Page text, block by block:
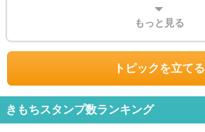
もっと見る
トピックを立てる
きもちスタンプ数ランキング